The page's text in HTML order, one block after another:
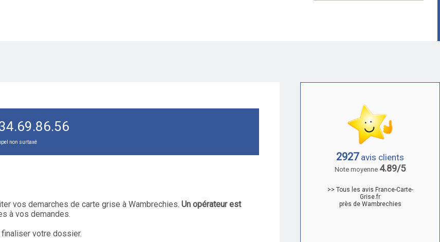
non surtaxé
vos demarches de carte grise à Wambrechies.Un opérateur est
à vos demandes.
votre dossier.
2927avis clients
Note moyenne 4.89/5
>> Tous les avis France-Carte-
Grise.fr
près de Wambrechies